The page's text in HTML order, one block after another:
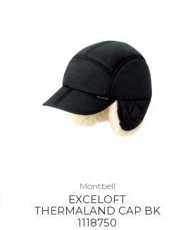
Montbell
EXCELOFT
THERMALAND CAP BK
1118750